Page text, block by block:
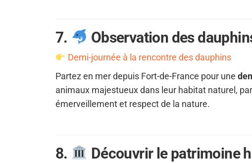
7. Observation des
Demi-journée à la rencontre des dauphins
Partez en mer depuis Fort-de-France pour une
animaux majestueux dans leur habitat naturel,
émerveillement et respect de la nature.
8. Découvrir le patrimoine